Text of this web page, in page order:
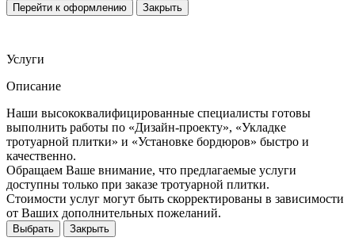
Перейти к оформлению Закрыть
Услуги
Описание
Наши высококвалифицированные специалисты готовы
выполнить работы по «Дизайн-проекту», «Укладке
тротуарной плитки» и «Установке бордюров» быстро и
качественно.
Обращаем Ваше внимание, что предлагаемые услуги
доступны только при заказе тротуарной плитки.
Стоимости услуг могут быть скорректированы в зависимости
от Ваших дополнительных пожеланий.
Выбрать Закрыть